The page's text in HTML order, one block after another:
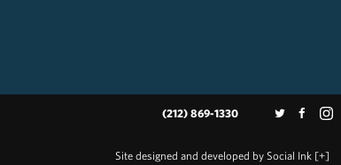
(212) 869-1330
Site designed and developed by Social Ink [+]